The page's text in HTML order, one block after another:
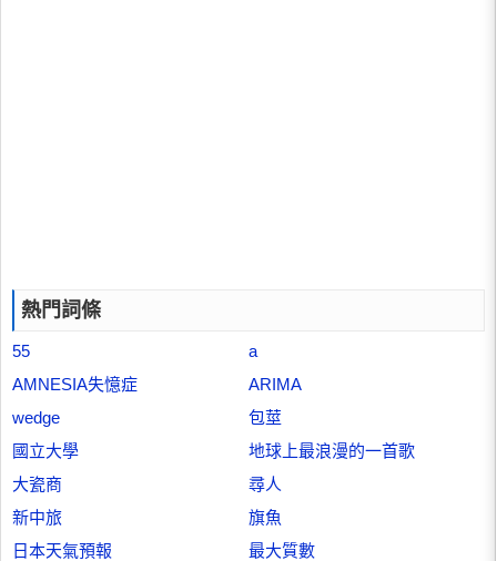
熱門詞條
55
a
AMNESIA失憶症
ARIMA
wedge
包莖
國立大學
地球上最浪漫的一首歌
大瓷商
尋人
新中旅
旗魚
日本天氣預報
最大質數